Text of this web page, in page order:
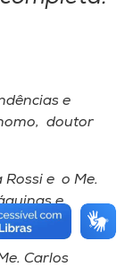
e
doutor
e o Me.
e
leite”.
Carlos